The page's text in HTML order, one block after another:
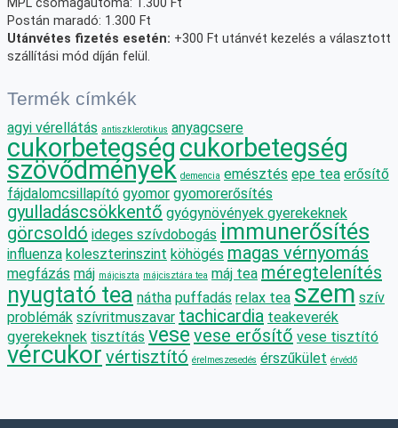
MPL csomagautoma: 1.300 Ft
Postán maradó: 1.300 Ft
Utánvétes fizetés esetén: +300 Ft utánvét kezelés a választott
szállítási mód díján felül.
Termék címkék
agyi vérellátás antiszklerotikus anyagcsere
cukorbetegség cukorbetegség
szövődmények demencia emésztés epe tea erősítő
fájdalomcsillapító gyomor gyomorerősítés
gyulladáscsökkentő gyógynövények gyerekeknek
görcsoldó ideges szívdobogás immunerősítés
influenza koleszterinszint köhögés magas vérnyomás
megfázás máj májciszta májcisztára tea máj tea méregtelenítés
nyugtató tea nátha puffadás relax tea szem szív
problémák szívritmuszavar tachicardia teakeverék
gyerekeknek tisztítás vese vese erősítő vese tisztító
vércukor vértisztító érelmeszesedés érszűkület érvédő